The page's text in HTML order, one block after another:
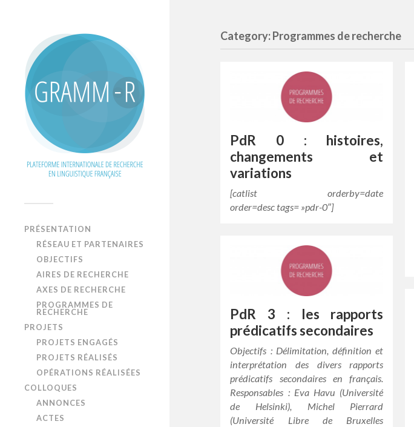
PRÉSENTATION
RÉSEAU ET PARTENAIRES
OBJECTIFS
AIRES DE RECHERCHE
AXES DE RECHERCHE
PROGRAMMES DE
RECHERCHE
PROJETS
PROJETS ENGAGÉS
PROJETS RÉALISÉS
OPÉRATIONS RÉALISÉES
COLLOQUES
ANNONCES
ACTES
Category: Programmes de recherche
PdR 0 : histoires,
changements et
variations
[catlist orderby=date
order=desc tags= »pdr-0″]
PdR 3 : les rapports
prédicatifs secondaires
Objectifs : Délimitation, définition et
interprétation des divers rapports
prédicatifs secondaires en français.
Responsables : Eva Havu (Université
de Helsinki), Michel Pierrard
(Université Libre de Bruxelles